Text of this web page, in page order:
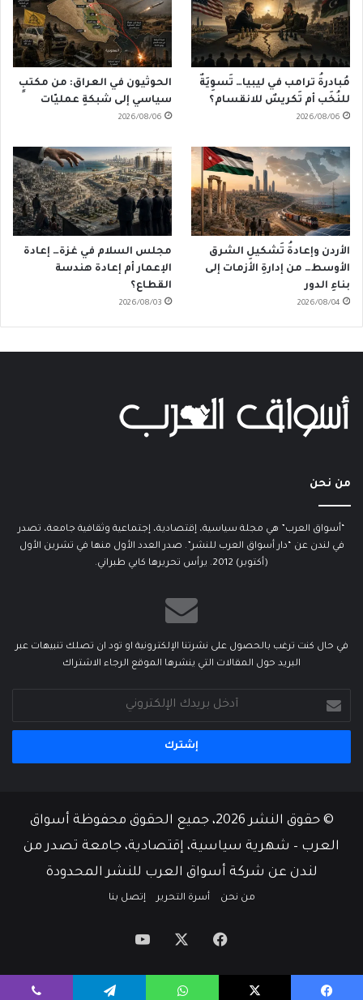
مُبادرةُ ترامب في ليبيا… تَسوِيَةٌ
للنُخَب أم تَكريسٌ للانقسام؟
2026/08/06
الحوثيون في العراق: من مكتبٍ
سياسي إلى شبكةِ عمليّات
2026/08/06
الأردن وإعادةُ تَشكيلِ الشرق
الأوسط… من إدارةِ الأزمات إلى
بناءِ الدور
2026/08/04
مجلس السلام في غزة… إعادة
الإعمار أم إعادة هندسة
القطاع؟
2026/08/03
من نحن
“أسواق العرب” هي مجلة سياسية، إقتصادية، إجتماعية وثقافية جامعة، تصدر
في لندن عن “دار أسواق العرب للنشر”. صدر العدد الأول منها في تشرين الأول
(أكتوبر) 2012. يرأس تحريرها كابي طبراني.
في حال كنت ترغب بالحصول على نشرتنا الإلكترونية او تود ان تصلك تنبيهات عبر
البريد حول المقالات التي ينشرها الموقع الرجاء الاشتراك
بريدك
الإلكتروني
© حقوق النشر 2026، جميع الحقوق محفوظة أسواق
العرب – شهرية سياسية، إقتصادية، جامعة تصدر من
لندن عن شركة أسواق العرب للنشر المحدودة
من نحن أسرة التحرير إتصل بنا
فيسبوك ‫YouTube